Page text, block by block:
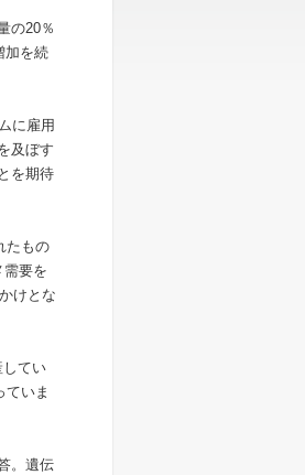
の20％
加を続
に雇用
及ぼす
を期待
たもの
需要を
けとな
てい
ていま
。遺伝